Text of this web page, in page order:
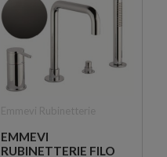
EMMEVI
RUBINETTERIE FILO